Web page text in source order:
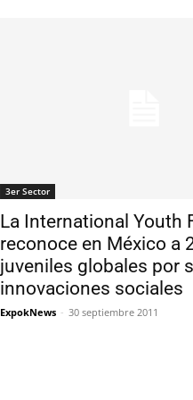
3er Sector
La International Youth
reconoce en México a
juveniles globales por
innovaciones sociales
ExpokNews - 30 septiembre 2011